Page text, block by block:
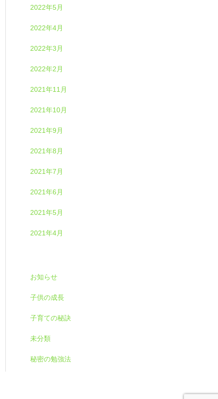
2022年5月
2022年4月
2022年3月
2022年2月
2021年11月
2021年10月
2021年9月
2021年8月
2021年7月
2021年6月
2021年5月
2021年4月
お知らせ
子供の成長
子育ての秘訣
未分類
秘密の勉強法